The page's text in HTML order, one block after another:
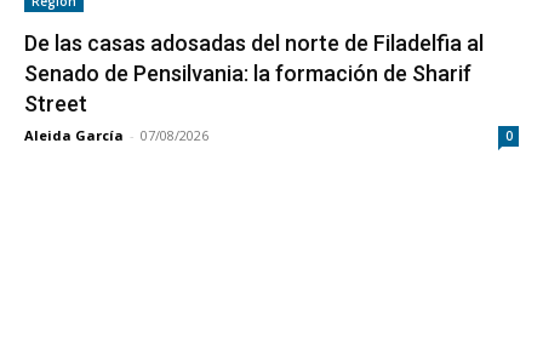
De las casas adosadas del norte de Filadelfia al
Senado de Pensilvania: la formación de Sharif
Street
Aleida García - 07/08/2026 0